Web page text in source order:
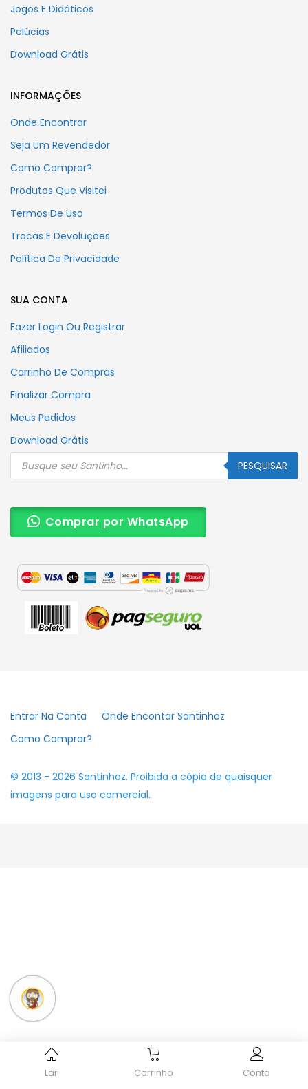
Lar Carrinho Conta
Jogos E Didáticos
Pelúcias
Download Grátis
INFORMAÇÕES
Onde Encontrar
Seja Um Revendedor
Como Comprar?
Produtos Que Visitei
Termos De Uso
Trocas E Devoluções
Política De Privacidade
SUA CONTA
Fazer Login Ou Registrar
Afiliados
Carrinho De Compras
Finalizar Compra
Meus Pedidos
Download Grátis
Pesquisar
produtos PESQUISAR
Comprar por WhatsApp
© 2013 - 2026 Santinhoz. Proibida a cópia de quaisquer
imagens para uso comercial.
Entrar Na Conta
Onde Encontar Santinhoz
Como Comprar?